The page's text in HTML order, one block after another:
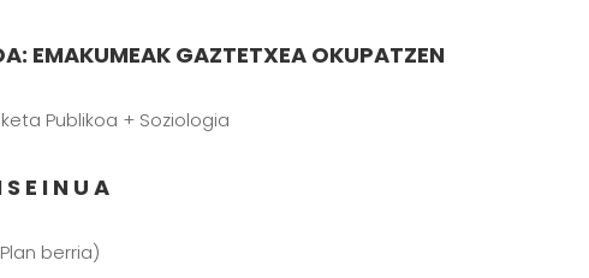
EMAKUMEAK GAZTETXEA OKUPATZEN
Publikoa + Soziologia
E I N U A
berria)